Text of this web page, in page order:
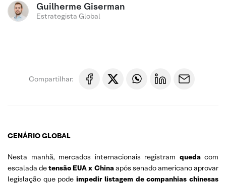
Guilherme Giserman
Estrategista Global
Compartilhar:
CENÁRIO GLOBAL
Nesta manhã, mercados internacionais registram quedacom
escalada detensão EUA x Chinaapós senado americano aprovar
legislação que pode impedir listagem de companhias chinesas